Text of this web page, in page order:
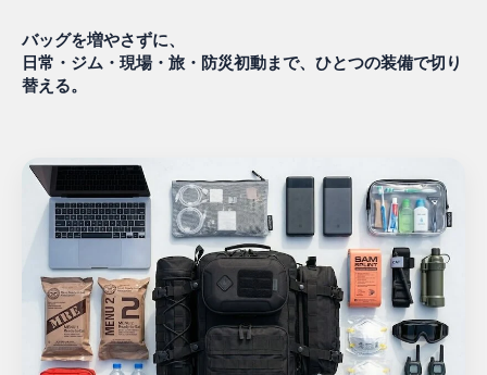
バッグを増やさずに、
日常・ジム・現場・旅・防災初動まで、ひとつの装備で切り
替える。